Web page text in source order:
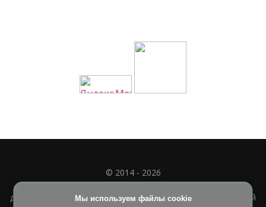
Мы используем файлы cookie
© 2014 - 2026
Полное или частичное использование материала
допускается только при наличии активной и индексируемой